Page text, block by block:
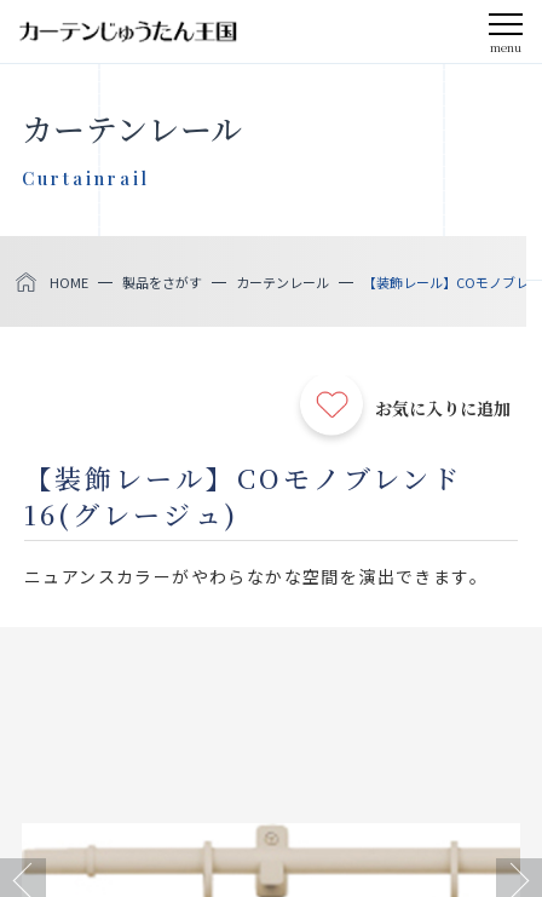
menu
会社案内
お知らせ
製品をさがす
店舗をさがす
FAQ
カーテンレール
Curtainrail
HOME 製品をさがす カーテンレール 【装飾レール】COモノブレ
お気に入りに追加
【装飾レール】COモノブレンド
16(グレージュ)
ニュアンスカラーがやわらなかな空間を演出できます。
Previous Next